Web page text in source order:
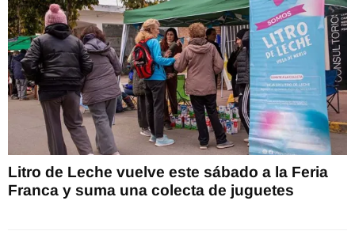
Litro de Leche vuelve este sábado a la Feria
Franca y suma una colecta de juguetes